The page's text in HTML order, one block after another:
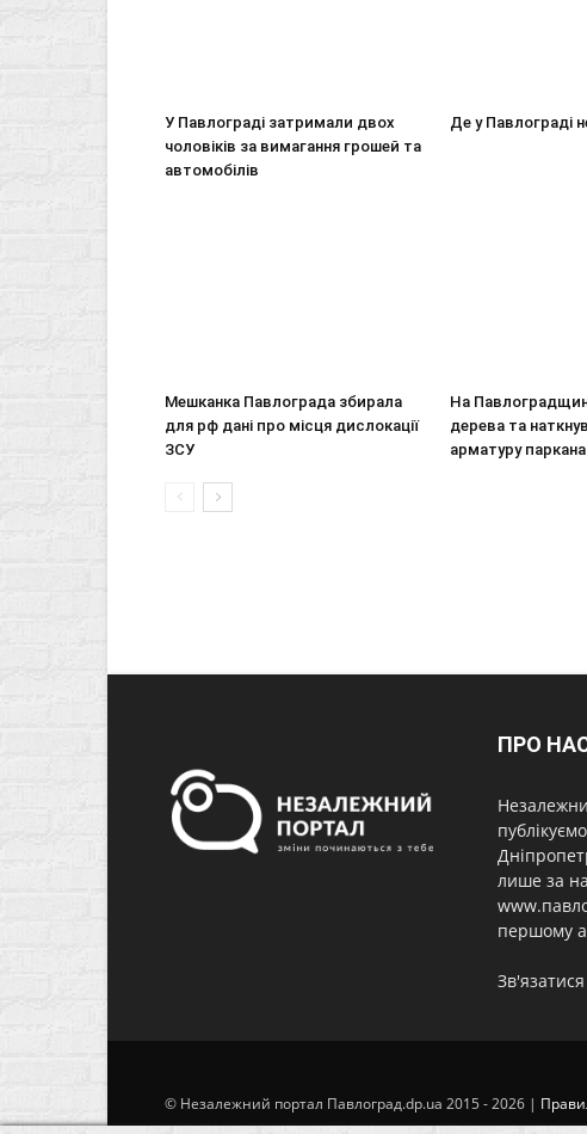
У Павлограді затримали двох
чоловіків за вимагання грошей та
автомобілів
Де у Павлограді
Мешканка Павлограда збирала
для рф дані про місця дислокації
ЗСУ
На
дерева та
арматуру паркана
ПРО
лише за
першому
© Незалежний портал Павлоград.dp.ua 2015 - 2026 |